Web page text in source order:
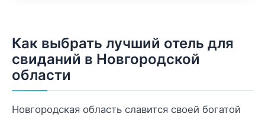
Как выбрать лучший отель для
свиданий в Новгородской
области
Новгородская область славится своей богатой